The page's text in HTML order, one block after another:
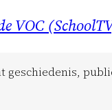
VOC
geschiedenis,